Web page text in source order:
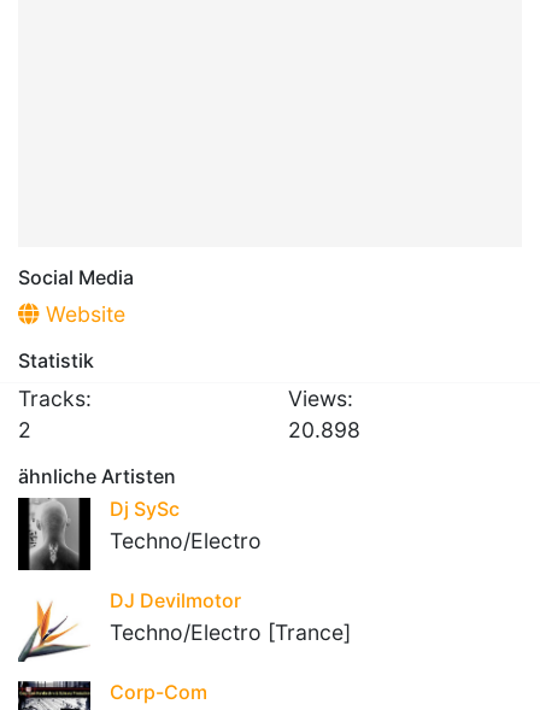
Social Media
Website
Statistik
Tracks:
2
Views:
20.898
ähnliche Artisten
Dj SySc
Techno/Electro
DJ Devilmotor
Techno/Electro [Trance]
Corp-Com